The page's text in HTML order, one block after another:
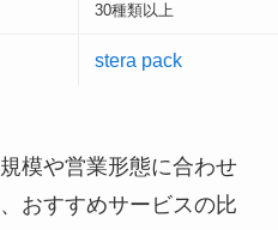
30種類以上
stera pack
模や営業形態に合わせ
おすすめサービスの比